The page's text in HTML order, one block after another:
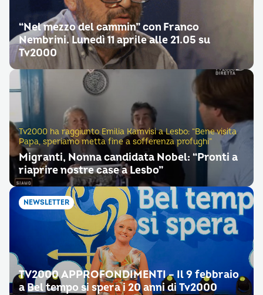
“Nel mezzo del cammin” con Franco
Nembrini. Lunedì 11 aprile alle 21.05 su
Tv2000
Tv2000 ha raggiunto Emilia Kamvisi a Lesbo: “Bene visita
Papa, speriamo metta fine a sofferenza profughi”
Migranti, Nonna candidata Nobel: “Pronti a
riaprire nostre case a Lesbo”
NEWSLETTER
TV2000 APPROFONDIMENTI – Il 9 febbraio
a Bel tempo si spera i 20 anni di Tv2000